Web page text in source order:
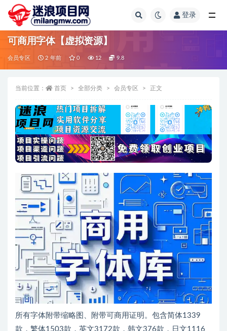
登录
可商用字体【虚拟资源】
会员专区 2 年前 0 12 9.8
当前位置： 首页 全部分类 会员专区 正文
所有字体附带缩略图、附带可商用证明。包含简体1339
款，繁体1503款，英文3172款，韩文376款，日文1116
全部